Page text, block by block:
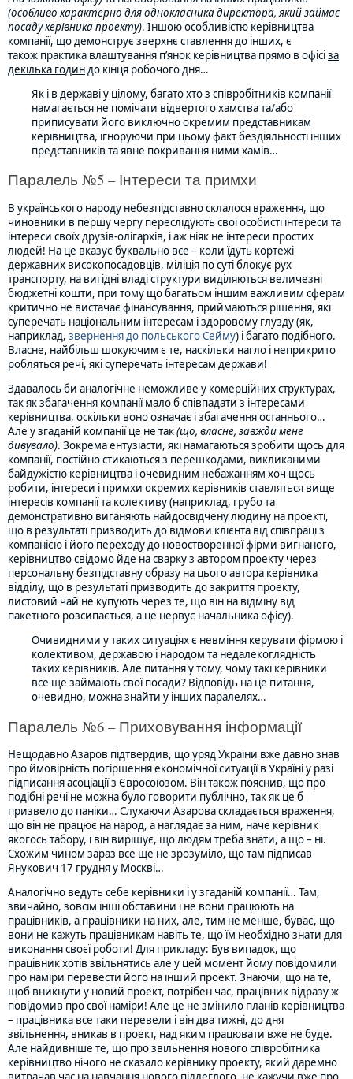
(особливо характерно для однокласника директора, який займає
посаду керівника проекту). Іншою особливістю керівництва
компанії, що демонструє зверхнє ставлення до інших, є
також практика влаштування п’янок керівництва прямо в офісіза
декілька годин до кінця робочого дня…
Як і в державі у цілому, багато хто з співробітників компанії
намагається не помічати відвертого хамства та/або
приписувати його виключно окремим представникам
керівництва, ігноруючи при цьому факт бездіяльності інших
представників та явне покривання ними хамів…
Паралель №5 – Інтереси та примхи
В українського народу небезпідставно склалося враження, що
чиновники в першу чергу переслідують свої особисті інтереси та
інтереси своїх друзів-олігархів, і аж ніяк не інтереси простих
людей! На це вказує буквально все – коли їдуть кортежі
державних високопосадовців, міліція по суті блокує рух
транспорту, на вигідні владі структури виділяються величезні
бюджетні кошти, при тому що багатьом іншим важливим сферам
критично не вистачає фінансування, приймаються рішення, які
суперечать національним інтересам і здоровому глузду (як,
наприклад, звернення до польського Сейму) і багато подібного.
Власне, найбільш шокуючим є те, наскільки нагло і неприкрито
робляться речі, які суперечать інтересам держави!
Здавалось би аналогічне неможливе у комерційних структурах,
так як збагачення компанії мало б співпадати з інтересами
керівництва, оскільки воно означає і збагачення останнього…
Але у згаданій компанії це не так(що, власне, завжди мене
дивувало). Зокрема ентузіасти, які намагаються зробити щось для
компанії, постійно стикаються з перешкодами, викликаними
байдужістю керівництва і очевидним небажанням хоч щось
робити, інтереси і примхи окремих керівників ставляться вище
інтересів компанії та колективу (наприклад, грубо та
демонстративно виганяють найдосвідчену людину на проекті,
що в результаті призводить до відмови клієнта від співпраці з
компанією і його переходу до новостворенної фірми вигнаного,
керівництво свідомо йде на сварку з автором проекту через
персональну безпідставну образу на цього автора керівника
відділу, що в результаті призводить до закриття проекту,
листовий чай не купують через те, що він на відміну від
пакетного розсипається, а це нервує начальника офісу).
Очивидними у таких ситуаціях є невміння керувати фірмою і
колективом, державою і народом та недалекоглядність
таких керівників. Але питання у тому, чому такі керівники
все ще займають свої посади? Відповідь на це питання,
очевидно, можна знайти у інших паралелях…
Паралель №6 – Приховування інформації
Нещодавно Азаров підтвердив, що уряд України вже давно знав
про ймовірність погіршення економічної ситуації в Україні у разі
підписання асоціації з Євросоюзом. Він також пояснив, що про
подібні речі не можна було говорити публічно, так як це б
призвело до паніки… Слухаючи Азарова складається враження,
що він не працює на народ, а наглядає за ним, наче керівник
якогось табору, і він вирішує, що людям треба знати, а що – ні.
Схожим чином зараз все ще не зрозуміло, що там підписав
Янукович 17 грудня у Москві…
Аналогічно ведуть себе керівники і у згаданій компанії… Там,
звичайно, зовсім інші обставини і не вони працюють на
працівників, а працівники на них, але, тим не менше, буває, що
вони не кажуть працівникам навіть те, що їм необхідно знати для
виконання своєї роботи! Для прикладу: Був випадок, що
працівник хотів звільнятись але у цей момент йому повідомили
про наміри перевести його на інший проект. Знаючи, що на те,
щоб вникнути у новий проект, потрібен час, працівник відразу ж
повідомив про свої наміри! Але це не змінило планів керівництва
– працівника все таки перевели і він два тижні, до дня
звільнення, вникав в проект, над яким працювати вже не буде.
Але найдивніше те, що про звільнення нового співробітника
керівництво нічого не сказало керівнику проекту, який даремно